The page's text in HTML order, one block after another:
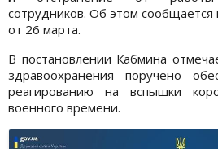
сотрудников. Об этом
от 26 марта.
В постановлении Кабмина
здравоохранения поручено
реагированию на вспышки
военного времени.